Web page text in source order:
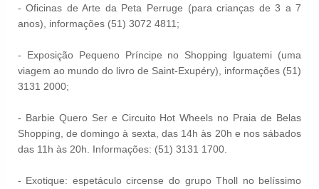
- Oficinas de Arte da Peta Perruge (para crianças de 3 a 7
anos), informações (51) 3072 4811;
- Exposição Pequeno Príncipe no Shopping Iguatemi (uma
viagem ao mundo do livro de Saint-Exupéry), informações (51)
3131 2000;
- Barbie Quero Ser e Circuito Hot Wheels no Praia de Belas
Shopping, de domingo à sexta, das 14h às 20h e nos sábados
das 11h às 20h. Informações: (51) 3131 1700.
- Exotique: espetáculo circense do grupo Tholl no belíssimo